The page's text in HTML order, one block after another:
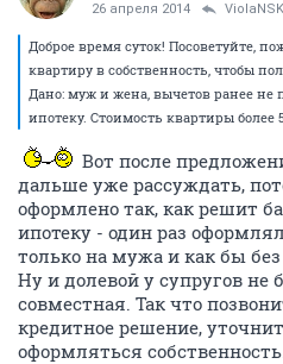
26 апреля 2014 ViolaNSK
Доброе время суток! Посоветуйте,
квартиру в собственность, чтобы
Дано: муж и жена, вычетов ранее не
ипотеку. Стоимость квартиры более
Вот после
дальше уже рассуждать,
оформлено так, как решит
ипотеку - один раз
только на мужа и как бы без
Ну и долевой у супругов не
совместная. Так что
кредитное решение,
оформляться